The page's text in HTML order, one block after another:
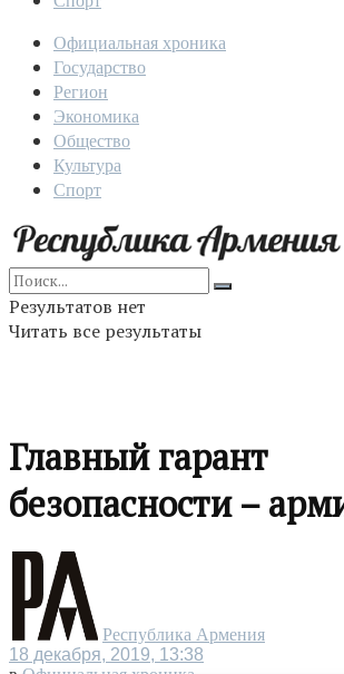
Официальная хроника
Государство
Регион
Экономика
Общество
Культура
Спорт
Результатов нет
Читать все результаты
Главный гарант
безопасности –
Республика Армения
18 декабря, 2019, 13:38